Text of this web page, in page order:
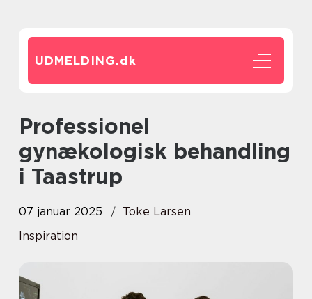
UDMELDING.dk
Professionel
gynækologisk behandling
i Taastrup
07 januar 2025
Toke Larsen
Inspiration